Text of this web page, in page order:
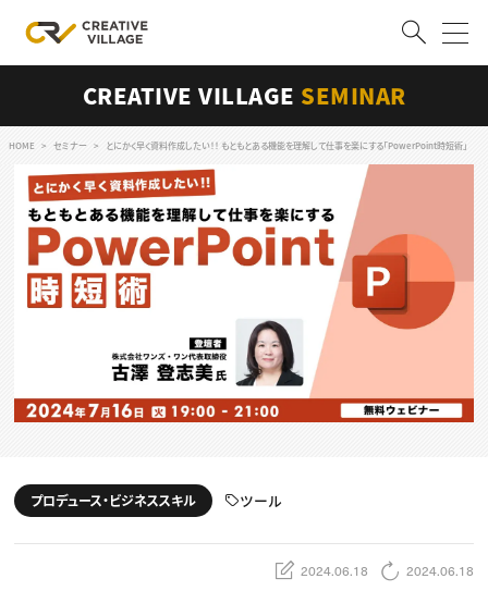
ログイン 会員登録
RECRUIT
クリエイター求人を探す
CREATIVE JOB求人検索
転職支援サービス
スキルアップしたい！
動画配信・映像制作
編集・ライティング
ディレクション
TOP Creator’s コラム トップ
Webクリエイター
ゲームクリエイター
セミナー
CREATIVE VILLAGE SEMINAR
HOME セミナー とにかく早く資料作成したい！！ もともとある機能を理解して仕事を楽にする「PowerPoint時短術」
プロデュース・ビジネススキル ツール
2024.06.18 2024.06.18